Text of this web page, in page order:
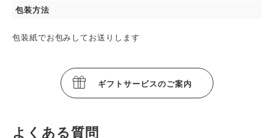
包装方法
包装紙でお包みしてお送りします
ギフトサービスのご案内
よくある質問